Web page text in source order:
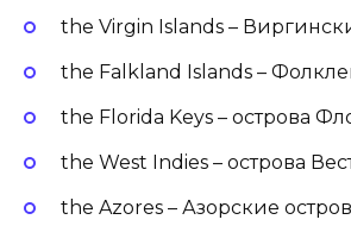
the Virgin Islands –
the Falkland Islands –
the Florida Keys – острова
the West Indies – острова
the Azores – Азорские